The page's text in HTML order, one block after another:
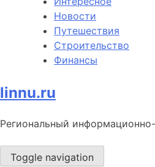
Новости
Путешествия
Строительство
Финансы
linnu.ru
Региональный
Toggle navigation